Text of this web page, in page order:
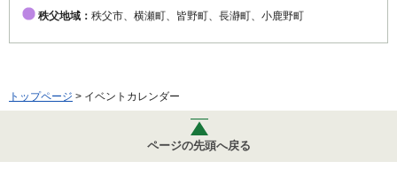
秩父地域： 秩父市、横瀬町、皆野町、長瀞町、小鹿野町
トップページ > イベントカレンダー
ページの先頭へ戻る